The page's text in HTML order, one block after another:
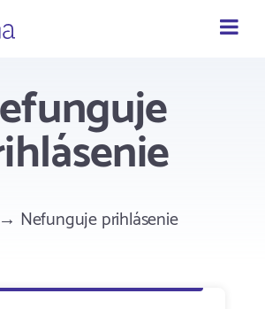
Nefunguje prihlásenie